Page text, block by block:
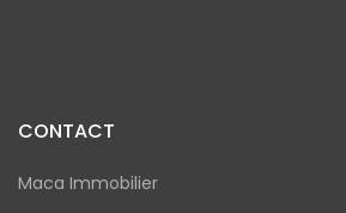
CONTACT
Maca Immobilier